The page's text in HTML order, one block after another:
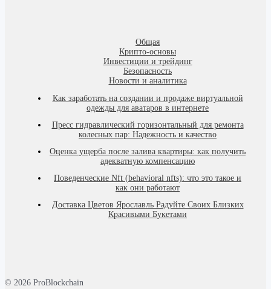
Общая
Крипто-основы
Инвестиции и трейдинг
Безопасность
Новости и аналитика
Как заработать на создании и продаже виртуальной
одежды для аватаров в интернете
Пресс гидравлический горизонтальный для ремонта
колесных пар: Надежность и качество
Оценка ущерба после залива квартиры: как получить
адекватную компенсацию
Поведенческие Nft (behavioral nfts): что это такое и
как они работают
Доставка Цветов Ярославль Радуйте Своих Близких
Красивыми Букетами
© 2026 ProBlockchain